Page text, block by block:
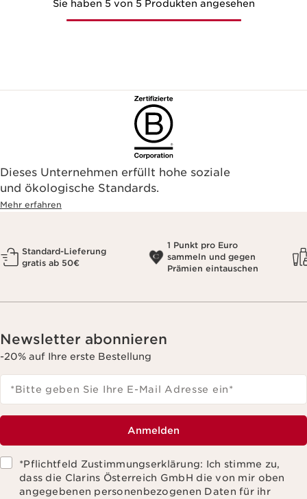
Sie haben 5 von 5 Produkten angesehen
Dieses Unternehmen erfüllt hohe soziale
und ökologische Standards.
Mehr erfahren
Standard-Lieferung
gratis ab 50€
1 Punkt pro Euro
sammeln und gegen
Prämien eintauschen
Newsletter abonnieren
-20% auf Ihre erste Bestellung
*Bitte geben Sie Ihre E-Mail Adresse ein*
Anmelden
*Pflichtfeld Zustimmungserklärung: Ich stimme zu,
dass die Clarins Österreich GmbH die von mir oben
angegebenen personenbezogenen Daten für ihr